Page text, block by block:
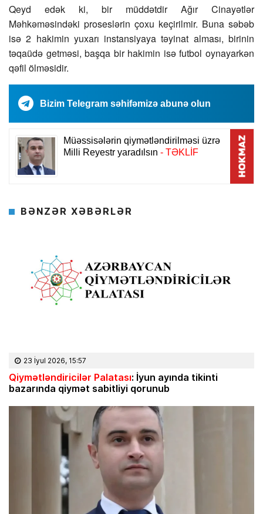
Qeyd edək ki, bir müddətdir Ağır Cinayətlər
Məhkəməsindəki proseslərin çoxu keçirilmir. Buna səbəb
isə 2 hakimin yuxarı instansiyaya təyinat alması, birinin
təqaüdə getməsi, başqa bir hakimin isə futbol oynayarkən
qəfil ölməsidir.
Bizim Telegram səhifəmizə abunə olun
BƏNZƏR XƏBƏRLƏR
23 İyul 2026, 15:57
Qiymətləndiricilər Palatası: İyun ayında tikinti
bazarında qiymət sabitliyi qorunub